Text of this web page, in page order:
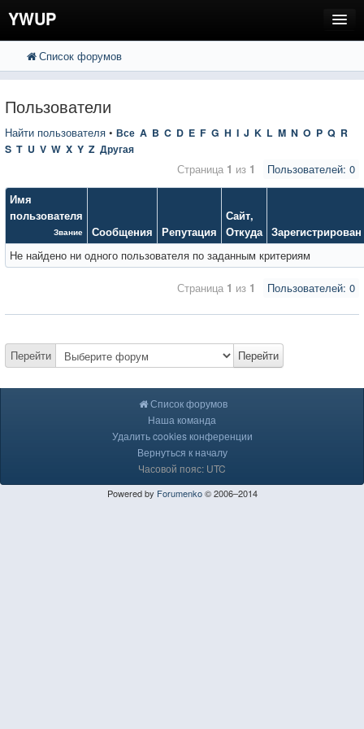
YWUP
FAQ
Вход
Список форумов
Пользователи
Найти пользователя • Все A B C D E F G H I J K L M N O P Q R
S T U V W X Y Z Другая
Пользователей: 0
Страница 1 из 1
Имя
пользователя
Звание Сообщения Репутация
Сайт,
Откуда Зарегистрирован
Не найдено ни одного пользователя по заданным критериям
Пользователей: 0
Страница 1 из 1
Перейти Перейти
Список форумов
Наша команда
Удалить cookies конференции
Вернуться к началу
Часовой пояс: UTC
Powered by Forumenko© 2006–2014